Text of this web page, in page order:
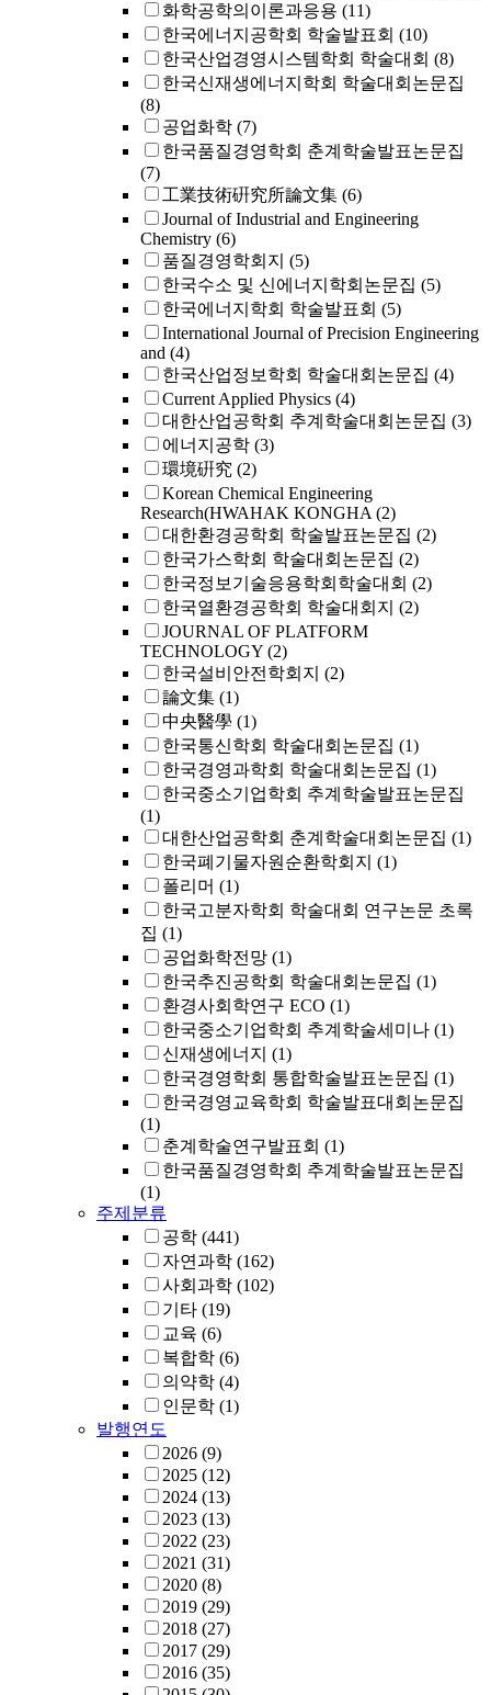
화학공학의이론과응용 (11)
한국에너지공학회 학술발표회 (10)
한국산업경영시스템학회 학술대회 (8)
한국신재생에너지학회 학술대회논문집
(8)
공업화학 (7)
한국품질경영학회 춘계학술발표논문집
(7)
工業技術硏究所論文集 (6)
Journal of Industrial and Engineering
Chemistry (6)
품질경영학회지 (5)
한국수소 및 신에너지학회논문집 (5)
한국에너지학회 학술발표회 (5)
International Journal of Precision Engineering
and (4)
한국산업정보학회 학술대회논문집 (4)
Current Applied Physics (4)
대한산업공학회 추계학술대회논문집 (3)
에너지공학 (3)
環境硏究 (2)
Korean Chemical Engineering
Research(HWAHAK KONGHA (2)
대한환경공학회 학술발표논문집 (2)
한국가스학회 학술대회논문집 (2)
한국정보기술응용학회학술대회 (2)
한국열환경공학회 학술대회지 (2)
JOURNAL OF PLATFORM
TECHNOLOGY (2)
한국설비안전학회지 (2)
論文集 (1)
中央醫學 (1)
한국통신학회 학술대회논문집 (1)
한국경영과학회 학술대회논문집 (1)
한국중소기업학회 추계학술발표논문집
(1)
대한산업공학회 춘계학술대회논문집 (1)
한국폐기물자원순환학회지 (1)
폴리머 (1)
한국고분자학회 학술대회 연구논문 초록
집 (1)
공업화학전망 (1)
한국추진공학회 학술대회논문집 (1)
환경사회학연구 ECO (1)
한국중소기업학회 추계학술세미나 (1)
신재생에너지 (1)
한국경영학회 통합학술발표논문집 (1)
한국경영교육학회 학술발표대회논문집
(1)
춘계학술연구발표회 (1)
한국품질경영학회 추계학술발표논문집
(1)
주제분류
공학 (441)
자연과학 (162)
사회과학 (102)
기타 (19)
교육 (6)
복합학 (6)
의약학 (4)
인문학 (1)
발행연도
2026 (9)
2025 (12)
2024 (13)
2023 (13)
2022 (23)
2021 (31)
2020 (8)
2019 (29)
2018 (27)
2017 (29)
2016 (35)